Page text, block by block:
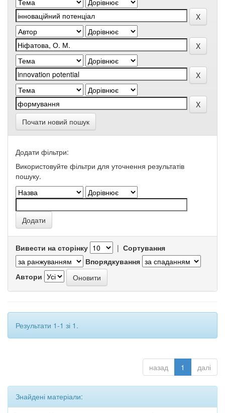
Почати новий пошук
Додати фільтри:
Використовуйте фільтри для уточнення результатів
пошуку.
Вивести на сторінку | Сортування
Впорядкування
Автори
Результати 1-1 зі 1.
назад 1 далі
Знайдені матеріали: